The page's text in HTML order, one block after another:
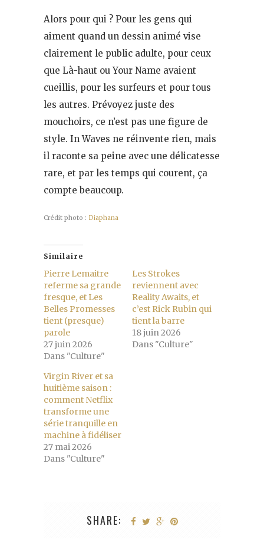
Alors pour qui ? Pour les gens qui
aiment quand un dessin animé vise
clairement le public adulte, pour ceux
que Là-haut ou Your Name avaient
cueillis, pour les surfeurs et pour tous
les autres. Prévoyez juste des
mouchoirs, ce n’est pas une figure de
style. In Waves ne réinvente rien, mais
il raconte sa peine avec une délicatesse
rare, et par les temps qui courent, ça
compte beaucoup.
Crédit photo : Diaphana
Similaire
Pierre Lemaitre
referme sa grande
fresque, et Les
Belles Promesses
tient (presque)
parole
27 juin 2026
Dans "Culture"
Les Strokes
reviennent avec
Reality Awaits, et
c’est Rick Rubin qui
tient la barre
18 juin 2026
Dans "Culture"
Virgin River et sa
huitième saison :
comment Netflix
transforme une
série tranquille en
machine à fidéliser
27 mai 2026
Dans "Culture"
SHARE: